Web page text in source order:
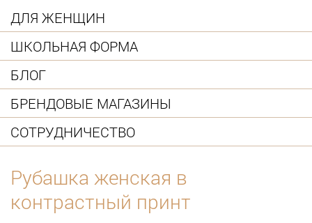
ДЛЯ ЖЕНЩИН
ШКОЛЬНАЯ ФОРМА
БЛОГ
БРЕНДОВЫЕ МАГАЗИНЫ
СОТРУДНИЧЕСТВО
Рубашка женская в
контрастный принт